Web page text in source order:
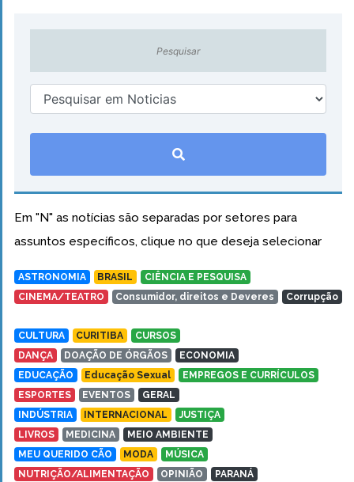
Em "N" as notícias são separadas por setores para
assuntos específicos, clique no que deseja selecionar
ASTRONOMIA BRASIL
CIÊNCIA E PESQUISA
CINEMA/TEATRO
Consumidor, direitos e Deveres Corrupção
CULTURA CURITIBA
CURSOS
DANÇA
DOAÇÃO DE ÓRGÃOS
ECONOMIA
EDUCAÇÃO
Educação Sexual
EMPREGOS E CURRÍCULOS
ESPORTES
EVENTOS
GERAL
INDÚSTRIA
INTERNACIONAL
JUSTIÇA
LIVROS
MEDICINA
MEIO AMBIENTE
MEU QUERIDO CÃO
MODA
MÚSICA
NUTRIÇÃO/ALIMENTAÇÃO
OPINIÃO
PARANÁ